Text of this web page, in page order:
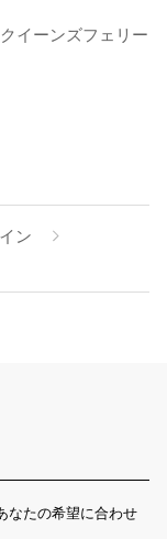
イーンズフェリー
ン
なたの希望に合わせ